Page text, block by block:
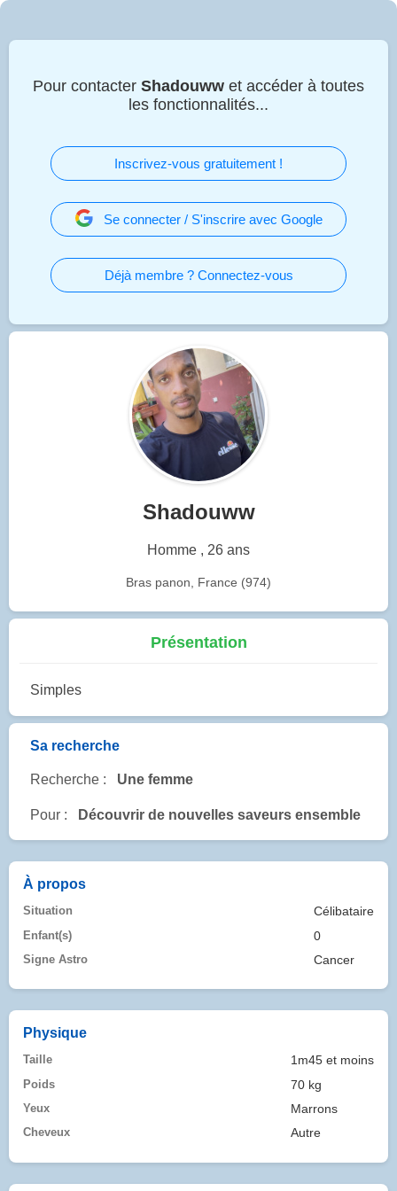
Pour contacter Shadouww et accéder à toutes
les fonctionnalités...
Inscrivez-vous gratuitement !
Se connecter / S'inscrire avec Google
Déjà membre ? Connectez-vous
Shadouww
Homme , 26 ans
Bras panon, France (974)
Présentation
Simples
Sa recherche
Recherche : Une femme
Pour : Découvrir de nouvelles saveurs ensemble
À propos
Situation Célibataire
Enfant(s) 0
Signe Astro Cancer
Physique
Taille 1m45 et moins
Poids 70 kg
Yeux Marrons
Cheveux Autre